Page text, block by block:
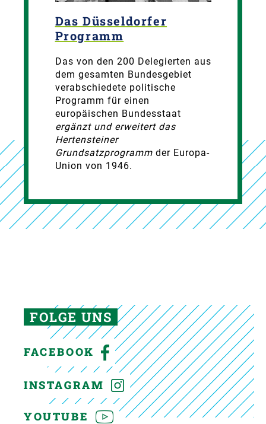
Das Düsseldorfer
Programm
Das von den 200 Delegierten aus
dem gesamten Bundesgebiet
verabschiedete politische
Programm für einen
europäischen Bundesstaat
ergänzt und erweitert das
Hertensteiner
Grundsatzprogrammder Europa-
Union von 1946.
FOLGE UNS
FACEBOOK
INSTAGRAM
YOUTUBE